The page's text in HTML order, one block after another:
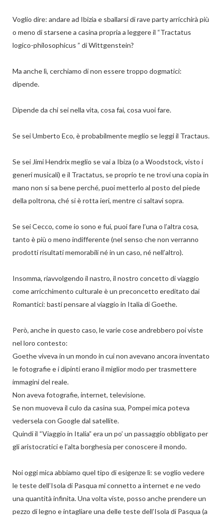
Voglio dire: andare ad Ibizia e sballarsi di rave party arricchirà più
o meno di starsene a casina propria a leggere il “Tractatus
logico-philosophicus ” di Wittgenstein?
Ma anche lì, cerchiamo di non essere troppo dogmatici:
dipende.
Dipende da chi sei nella vita, cosa fai, cosa vuoi fare.
Se sei Umberto Eco, è probabilmente meglio se leggi il Tractaus.
Se sei Jimi Hendrix meglio se vai a Ibiza (o a Woodstock, visto i
generi musicali) e il Tractatus, se proprio te ne trovi una copia in
mano non si sa bene perché, puoi metterlo al posto del piede
della poltrona, ché si è rotta ieri, mentre ci saltavi sopra.
Se sei Cecco, come io sono e fui, puoi fare l’una o l’altra cosa,
tanto è più o meno indifferente (nel senso che non verranno
prodotti risultati memorabili né in un caso, né nell’altro).
Insomma, riavvolgendo il nastro, il nostro concetto di viaggio
come arricchimento culturale è un preconcetto ereditato dai
Romantici: basti pensare al viaggio in Italia di Goethe.
Però, anche in questo caso, le varie cose andrebbero poi viste
nel loro contesto:
Goethe viveva in un mondo in cui non avevano ancora inventato
le fotografie e i dipinti erano il miglior modo per trasmettere
immagini del reale.
Non aveva fotografie, internet, televisione.
Se non muoveva il culo da casina sua, Pompei mica poteva
vedersela con Google dal satellite.
Quindi il “Viaggio in Italia” era un po’ un passaggio obbligato per
gli aristocratici e l’alta borghesia per conoscere il mondo.
Noi oggi mica abbiamo quel tipo di esigenze lì: se voglio vedere
le teste dell’Isola di Pasqua mi connetto a internet e ne vedo
una quantità infinita. Una volta viste, posso anche prendere un
pezzo di legno e intagliare una delle teste dell’Isola di Pasqua (a